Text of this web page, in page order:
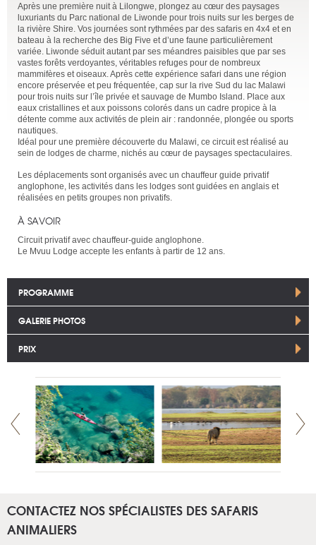
Après une première nuit à Lilongwe, plongez au cœur des paysages
luxuriants du Parc national de Liwonde pour trois nuits sur les berges de
la rivière Shire. Vos journées sont rythmées par des safaris en 4x4 et en
bateau à la recherche des Big Five et d’une faune particulièrement
variée. Liwonde séduit autant par ses méandres paisibles que par ses
vastes forêts verdoyantes, véritables refuges pour de nombreux
mammifères et oiseaux. Après cette expérience safari dans une région
encore préservée et peu fréquentée, cap sur la rive Sud du lac Malawi
pour trois nuits sur l’île privée et sauvage de Mumbo Island. Place aux
eaux cristallines et aux poissons colorés dans un cadre propice à la
détente comme aux activités de plein air : randonnée, plongée ou sports
nautiques.
Idéal pour une première découverte du Malawi, ce circuit est réalisé au
sein de lodges de charme, nichés au cœur de paysages spectaculaires.
Les déplacements sont organisés avec un chauffeur guide privatif
anglophone, les activités dans les lodges sont guidées en anglais et
réalisées en petits groupes non privatifs.
À SAVOIR
Circuit privatif avec chauffeur-guide anglophone.
Le Mvuu Lodge accepte les enfants à partir de 12 ans.
PROGRAMME
GALERIE PHOTOS
PRIX
CONTACTEZ NOS SPÉCIALISTES DES SAFARIS
ANIMALIERS